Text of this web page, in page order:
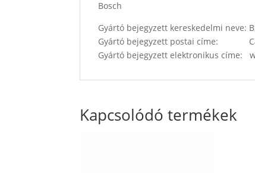
Bosch
Gyártó bejegyzett kereskedelmi neve:
Gyártó bejegyzett postai címe:
Gyártó bejegyzett elektronikus címe:
Kapcsolódó termékek